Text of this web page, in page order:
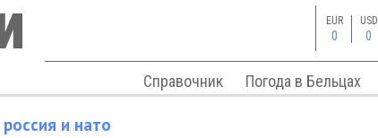
EUR
0
USD
0
Справочник Погода в Бельцах
россия и нато